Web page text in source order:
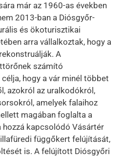
már az 1960-as években
2013-ban a Diósgyőr-
és ökoturisztikai
arra vállalkoztak, hogy a
A
számító
hogy a vár minél többet
azokról az uralkodókról,
amelyek falaihoz
magában foglalta a
hozzá kapcsolódó Vásártér
függőkert felújítását,
is. A felújított Diósgyőri